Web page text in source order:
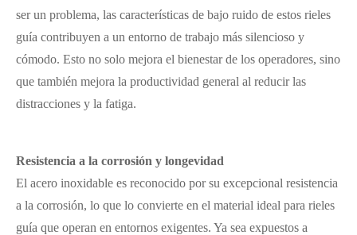
ser un problema, las características de bajo ruido de estos rieles
guía contribuyen a un entorno de trabajo más silencioso y
cómodo. Esto no solo mejora el bienestar de los operadores, sino
que también mejora la productividad general al reducir las
distracciones y la fatiga.
Resistencia a la corrosión y longevidad
El acero inoxidable es reconocido por su excepcional resistencia
a la corrosión, lo que lo convierte en el material ideal para rieles
guía que operan en entornos exigentes. Ya sea expuestos a